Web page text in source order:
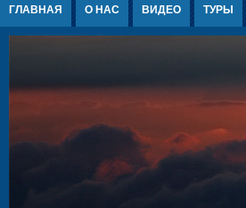
ГЛАВНАЯ О НАС ВИДЕО ТУРЫ